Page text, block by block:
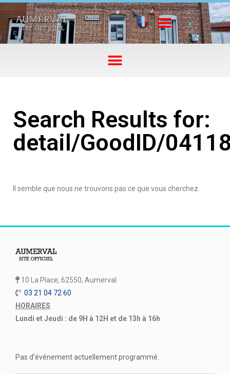
Search Results for:
detail/GoodID/
Il semble que nous ne trouvons pas ce que vous cherchez.
10 La Place, 62550, Aumerval
03 21 04 72 60
HORAIRES
Lundi et Jeudi : de 9H à 12H et de 13h à 16h
Pas d'événement actuellement programmé.